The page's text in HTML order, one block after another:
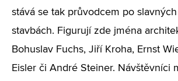
stává se tak průvodcem po
stavbách. Figurují zde jména
Bohuslav Fuchs, Jiří Kroha, Ernst
Eisler či André Steiner. Návštěvníci